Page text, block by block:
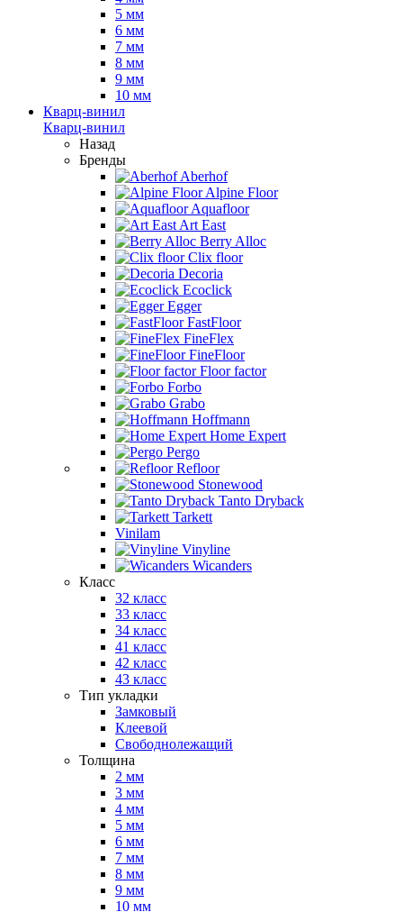
5 мм
6 мм
7 мм
8 мм
9 мм
10 мм
Кварц-винил
Кварц-винил
Назад
Бренды
Aberhof
Alpine Floor
Aquafloor
Art East
Berry Alloc
Clix floor
Decoria
Ecoclick
Egger
FastFloor
FineFlex
FineFloor
Floor factor
Forbo
Grabo
Hoffmann
Home Expert
Pergo
Refloor
Stonewood
Tanto Dryback
Tarkett
Vinilam
Vinyline
Wicanders
Класс
32 класс
33 класс
34 класс
41 класс
42 класс
43 класс
Тип укладки
Замковый
Клеевой
Свободнолежащий
Толщина
2 мм
3 мм
4 мм
5 мм
6 мм
7 мм
8 мм
9 мм
10 мм